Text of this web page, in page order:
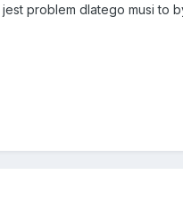
problem dlatego musi to